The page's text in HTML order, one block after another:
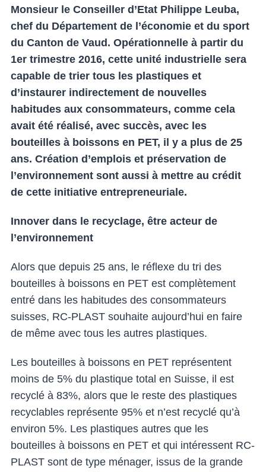
Monsieur le Conseiller d’Etat Philippe Leuba,
chef du Département de l’économie et du sport
du Canton de Vaud. Opérationnelle à partir du
1er trimestre 2016, cette unité industrielle sera
capable de trier tous les plastiques et
d’instaurer indirectement de nouvelles
habitudes aux consommateurs, comme cela
avait été réalisé, avec succès, avec les
bouteilles à boissons en PET, il y a plus de 25
ans. Création d’emplois et préservation de
l’environnement sont aussi à mettre au crédit
de cette initiative entrepreneuriale.
Innover dans le recyclage, être acteur de
l’environnement
Alors que depuis 25 ans, le réflexe du tri des
bouteilles à boissons en PET est complètement
entré dans les habitudes des consommateurs
suisses, RC-PLAST souhaite aujourd’hui en faire
de même avec tous les autres plastiques.
Les bouteilles à boissons en PET représentent
moins de 5% du plastique total en Suisse, il est
recyclé à 83%, alors que le reste des plastiques
recyclables représente 95% et n’est recyclé qu’à
environ 5%. Les plastiques autres que les
bouteilles à boissons en PET et qui intéressent RC-
PLAST sont de type ménager, issus de la grande